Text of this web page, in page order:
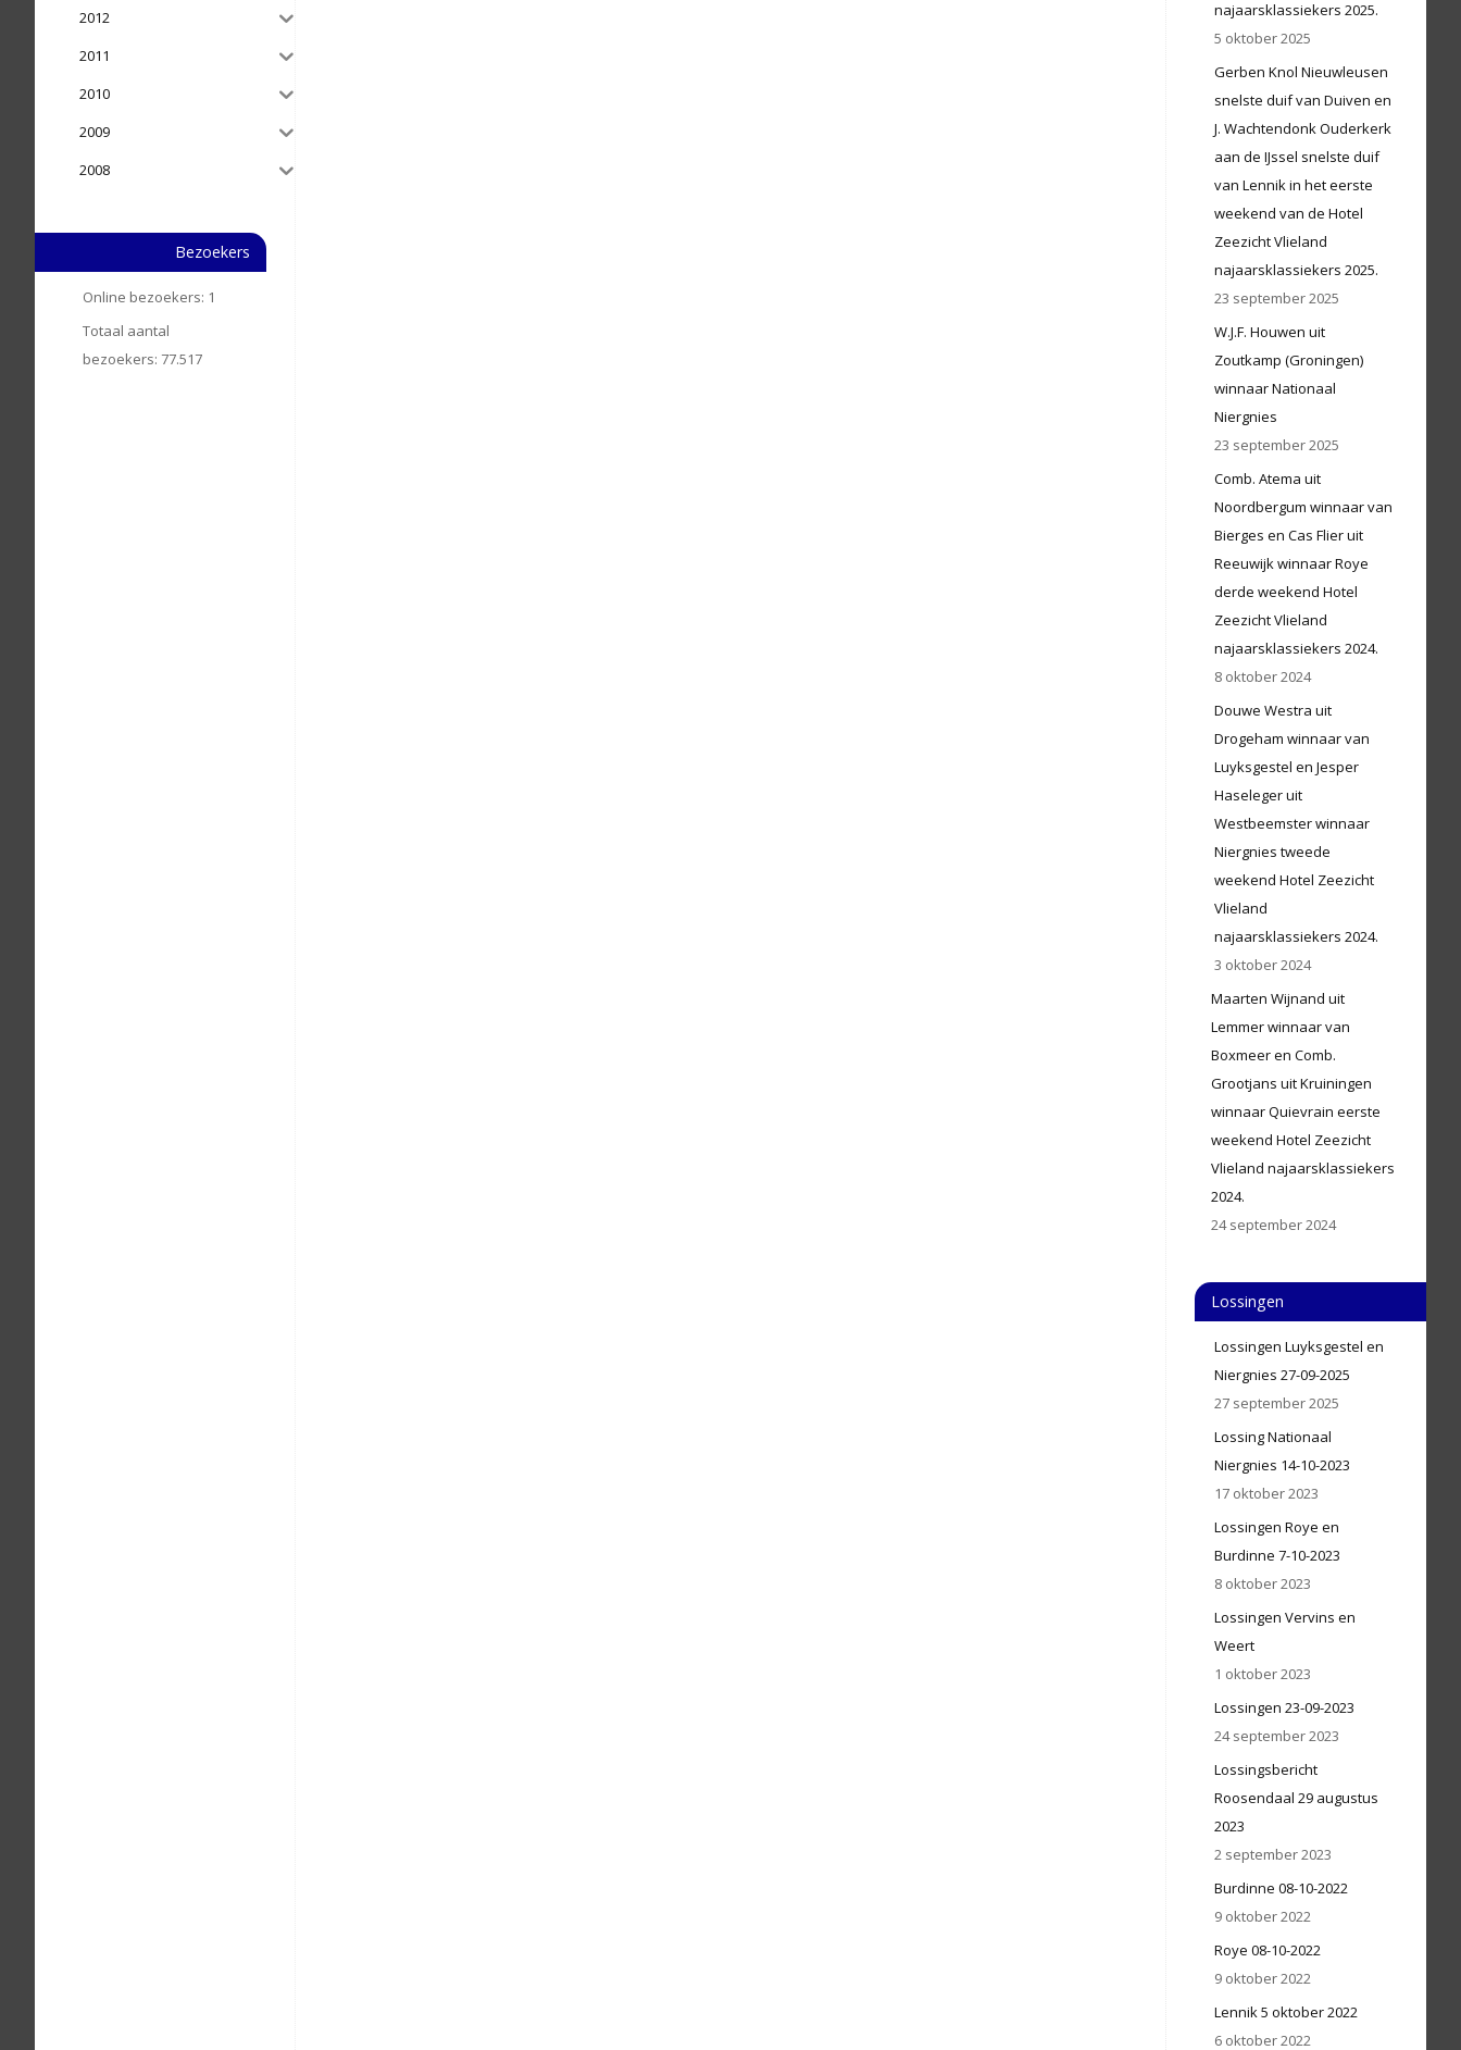
2012
2011
2010
2009
2008
Bezoekers
Online bezoekers: 1
Totaal aantal
bezoekers: 77.517
najaarsklassiekers 2025.
5 oktober 2025
Gerben Knol Nieuwleusen
snelste duif van Duiven en
J. Wachtendonk Ouderkerk
aan de IJssel snelste duif
van Lennik in het eerste
weekend van de Hotel
Zeezicht Vlieland
najaarsklassiekers 2025.
23 september 2025
W.J.F. Houwen uit
Zoutkamp (Groningen)
winnaar Nationaal
Niergnies
23 september 2025
Comb. Atema uit
Noordbergum winnaar van
Bierges en Cas Flier uit
Reeuwijk winnaar Roye
derde weekend Hotel
Zeezicht Vlieland
najaarsklassiekers 2024.
8 oktober 2024
Douwe Westra uit
Drogeham winnaar van
Luyksgestel en Jesper
Haseleger uit
Westbeemster winnaar
Niergnies tweede
weekend Hotel Zeezicht
Vlieland
najaarsklassiekers 2024.
3 oktober 2024
Maarten Wijnand uit
Lemmer winnaar van
Boxmeer en Comb.
Grootjans uit Kruiningen
winnaar Quievrain eerste
weekend Hotel Zeezicht
Vlieland najaarsklassiekers
2024.
24 september 2024
Lossingen
Lossingen Luyksgestel en
Niergnies 27-09-2025
27 september 2025
Lossing Nationaal
Niergnies 14-10-2023
17 oktober 2023
Lossingen Roye en
Burdinne 7-10-2023
8 oktober 2023
Lossingen Vervins en
Weert
1 oktober 2023
Lossingen 23-09-2023
24 september 2023
Lossingsbericht
Roosendaal 29 augustus
2023
2 september 2023
Burdinne 08-10-2022
9 oktober 2022
Roye 08-10-2022
9 oktober 2022
Lennik 5 oktober 2022
6 oktober 2022